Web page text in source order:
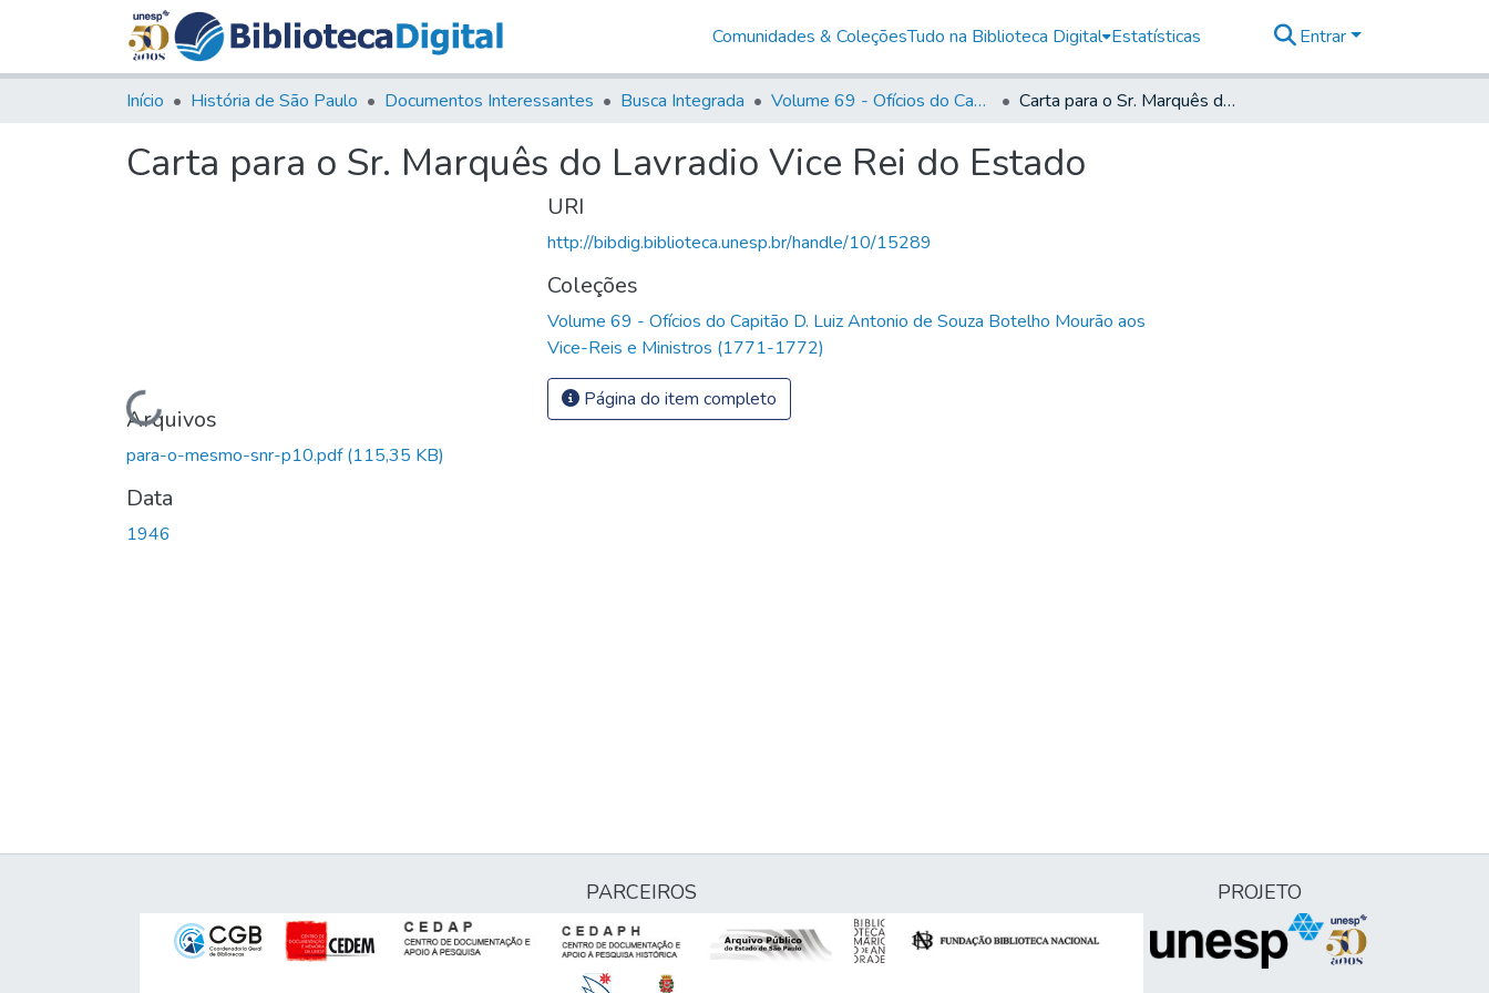
Comunidades & ColeçõesTudo na Biblioteca Digital Estatísticas Entrar
Início História de São Paulo Documentos Interessantes Busca Integrada Volume 69 - Ofícios do Capitão D. Luiz Antonio de Souza Botelho Mourão aos Vice-Reis e Ministros (1771-1772) Carta para o Sr. Marquês do Lavradio Vice Rei do Estado
Carta para o Sr. Marquês do Lavradio Vice Rei do Estado
Carregando...
Arquivos
para-o-mesmo-snr-p10.pdf(115,35 KB)
Data
1946
URI
http://bibdig.biblioteca.unesp.br/handle/10/15289
Coleções
Volume 69 - Ofícios do Capitão D. Luiz Antonio de Souza Botelho Mourão aos
Vice-Reis e Ministros (1771-1772)
Página do item completo
PARCEIROS PROJETO